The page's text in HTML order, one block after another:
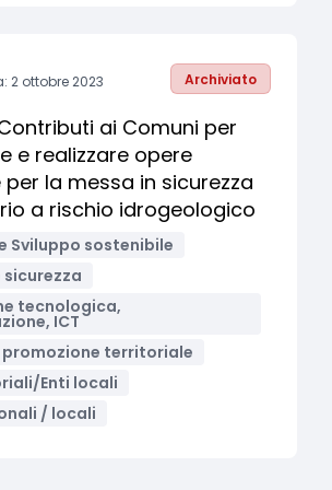
2 ottobre 2023 Archiviato
ai Comuni per
e realizzare opere
la messa in sicurezza
a rischio idrogeologico
Sviluppo sostenibile
sicurezza
tecnologica,
ICT
promozione territoriale
Enti locali
/ locali